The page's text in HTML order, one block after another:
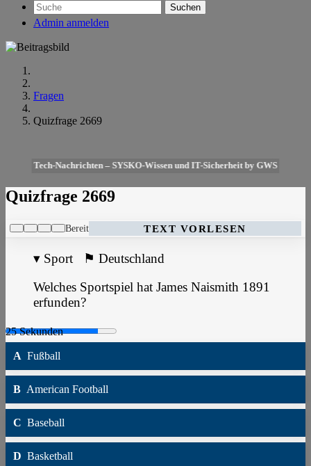
Suchen
Admin anmelden
Fragen
Quizfrage 2669
Tech-Nachrichten – SYSKO-Wissen und IT-Sicherheit by GWS
Quizfrage 2669
Bereit TEXT VORLESEN
▾ Sport ⚑ Deutschland
Welches Sportspiel hat James Naismith 1891
erfunden?
A Fußball
B American Football
C Baseball
D Basketball